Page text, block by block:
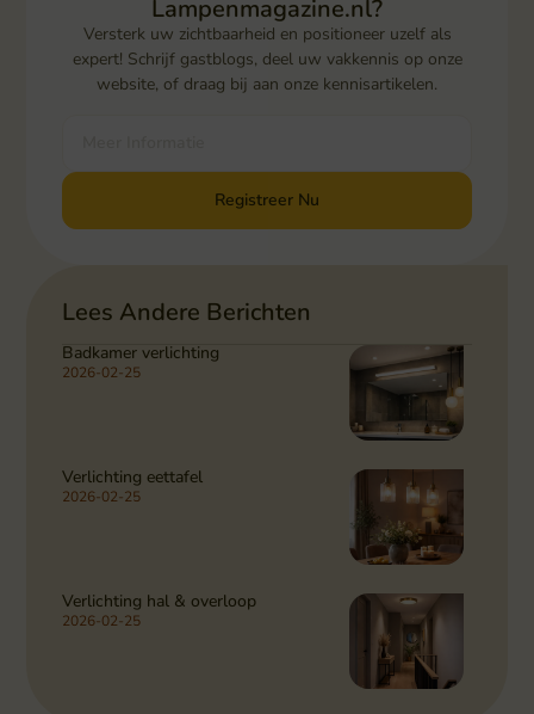
Lees Andere Berichten
Badkamer verlichting
2026-02-25
Verlichting eettafel
2026-02-25
Verlichting hal & overloop
2026-02-25
Lampenmagazine.nl?
Versterk uw zichtbaarheid en positioneer uzelf als
expert! Schrijf gastblogs, deel uw vakkennis op onze
website, of draag bij aan onze kennisartikelen.
Registreer Nu